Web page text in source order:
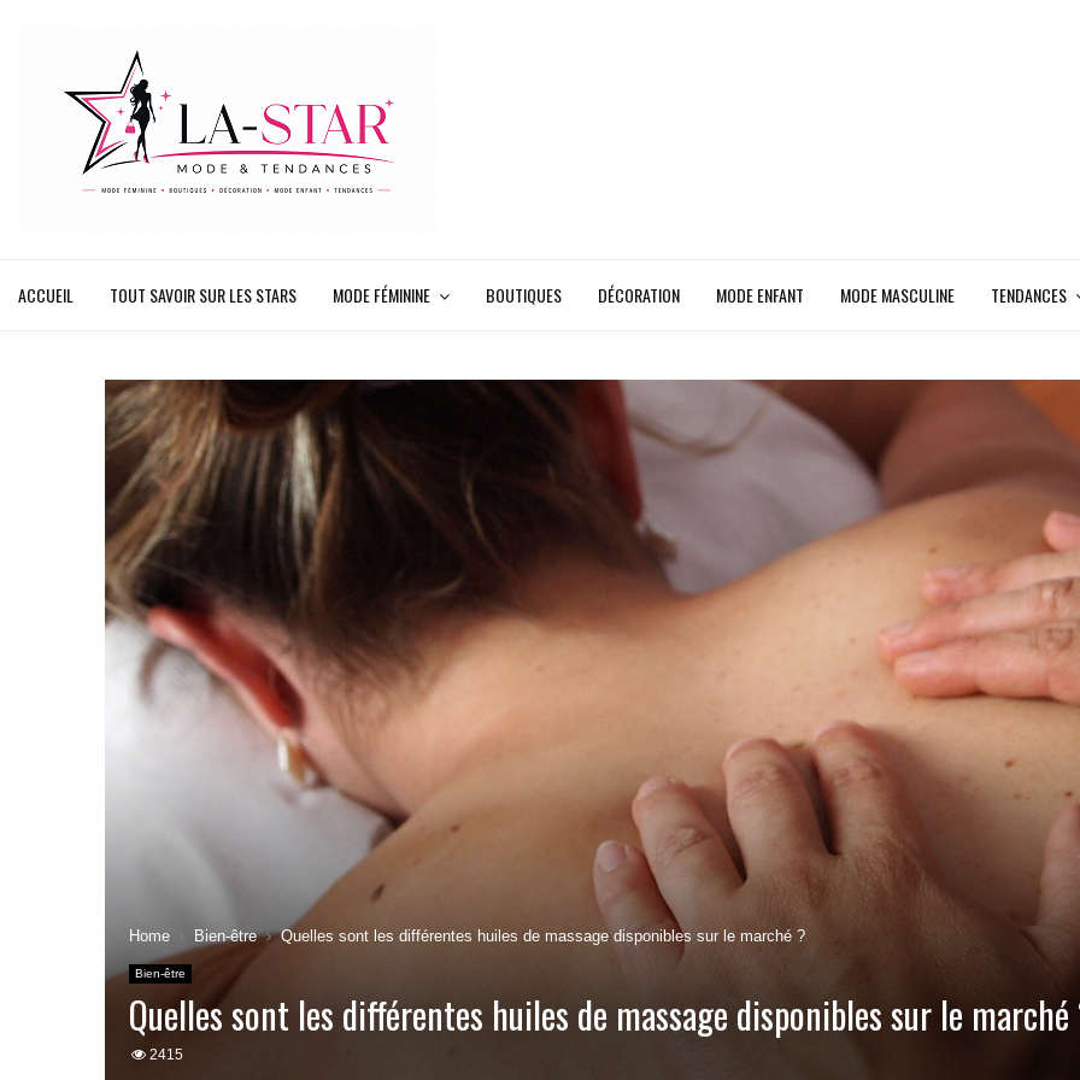
ACCUEIL TOUT SAVOIR SUR LES STARS MODE FÉMININE BOUTIQUES DÉCORATION MODE ENFANT MODE MASCULINE TENDANCES
Home Bien-être Quelles sont les différentes huiles de massage disponibles sur le marché ?
Bien-être
Quelles sont les différentes huiles de massage disponibles sur le
2415